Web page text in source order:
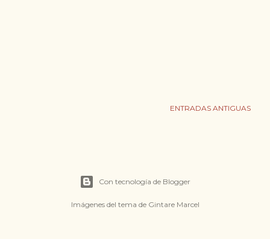
ENTRADAS ANTIGUAS
Con tecnología de Blogger
Imágenes del tema de Gintare Marcel